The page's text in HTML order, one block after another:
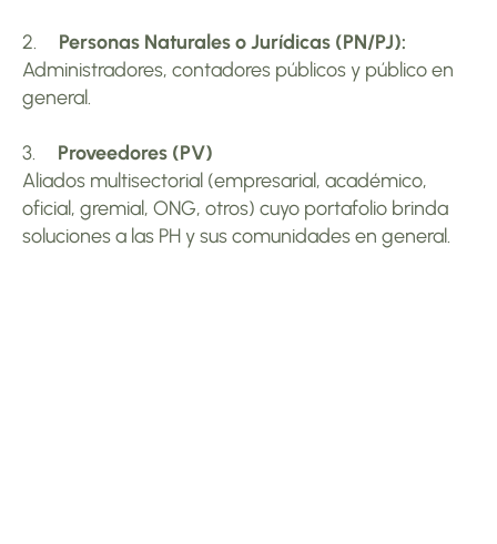
2. Personas Naturales o Jurídicas (PN/PJ):
Administradores, contadores públicos y público en
general.
3. Proveedores (PV)
Aliados multisectorial (empresarial, académico,
oficial, gremial, ONG, otros) cuyo portafolio brinda
soluciones a las PH y sus comunidades en general.